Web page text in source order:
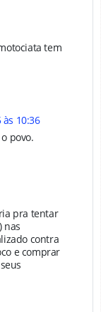
tem
10:36
povo.
pra tentar
nas
contra
e comprar